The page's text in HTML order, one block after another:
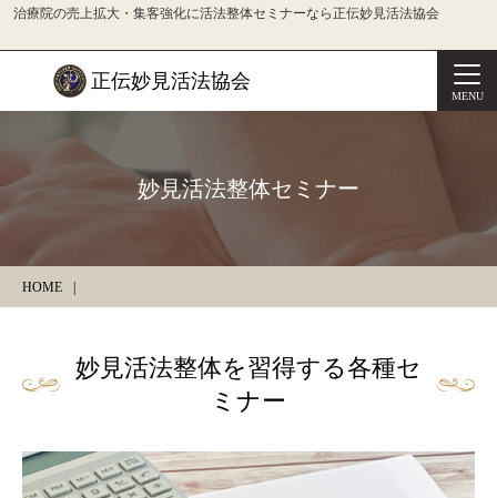
治療院の売上拡大・集客強化に活法整体セミナーなら正伝妙見活法協会
正伝妙見活法協会
MENU
妙見活法整体セミナー
HOME
妙見活法整体を習得する各種セ
ミナー